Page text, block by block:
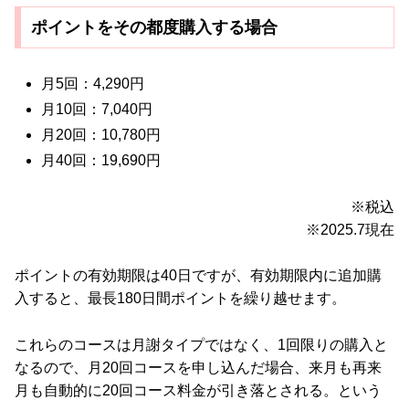
ポイントをその都度購入する場合
月5回：4,290円
月10回：7,040円
月20回：10,780円
月40回：19,690円
※税込
※2025.7現在
ポイントの有効期限は40日ですが、有効期限内に追加購
入すると、最長180日間ポイントを繰り越せます。
これらのコースは月謝タイプではなく、1回限りの購入と
なるので、月20回コースを申し込んだ場合、来月も再来
月も自動的に20回コース料金が引き落とされる。という